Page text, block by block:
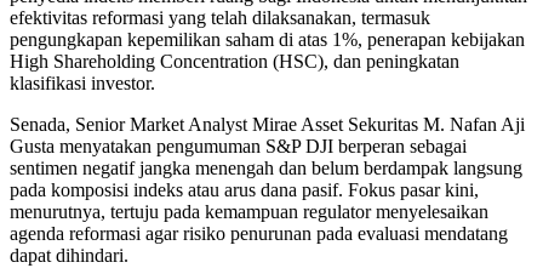
efektivitas reformasi yang telah dilaksanakan, termasuk
pengungkapan kepemilikan saham di atas 1%, penerapan kebijakan
High Shareholding Concentration (HSC), dan peningkatan
klasifikasi investor.
Senada, Senior Market Analyst Mirae Asset Sekuritas M. Nafan Aji
Gusta menyatakan pengumuman S&P DJI berperan sebagai
sentimen negatif jangka menengah dan belum berdampak langsung
pada komposisi indeks atau arus dana pasif. Fokus pasar kini,
menurutnya, tertuju pada kemampuan regulator menyelesaikan
agenda reformasi agar risiko penurunan pada evaluasi mendatang
dapat dihindari.